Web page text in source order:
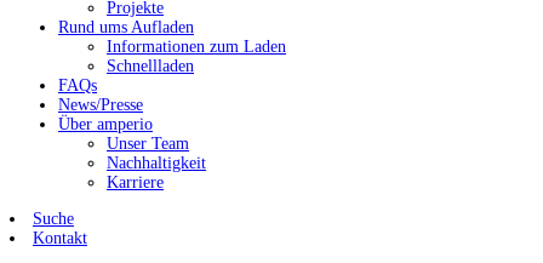
Projekte
Rund ums Aufladen
Informationen zum Laden
Schnellladen
FAQs
News/Presse
Über amperio
Unser Team
Nachhaltigkeit
Karriere
Suche
Kontakt